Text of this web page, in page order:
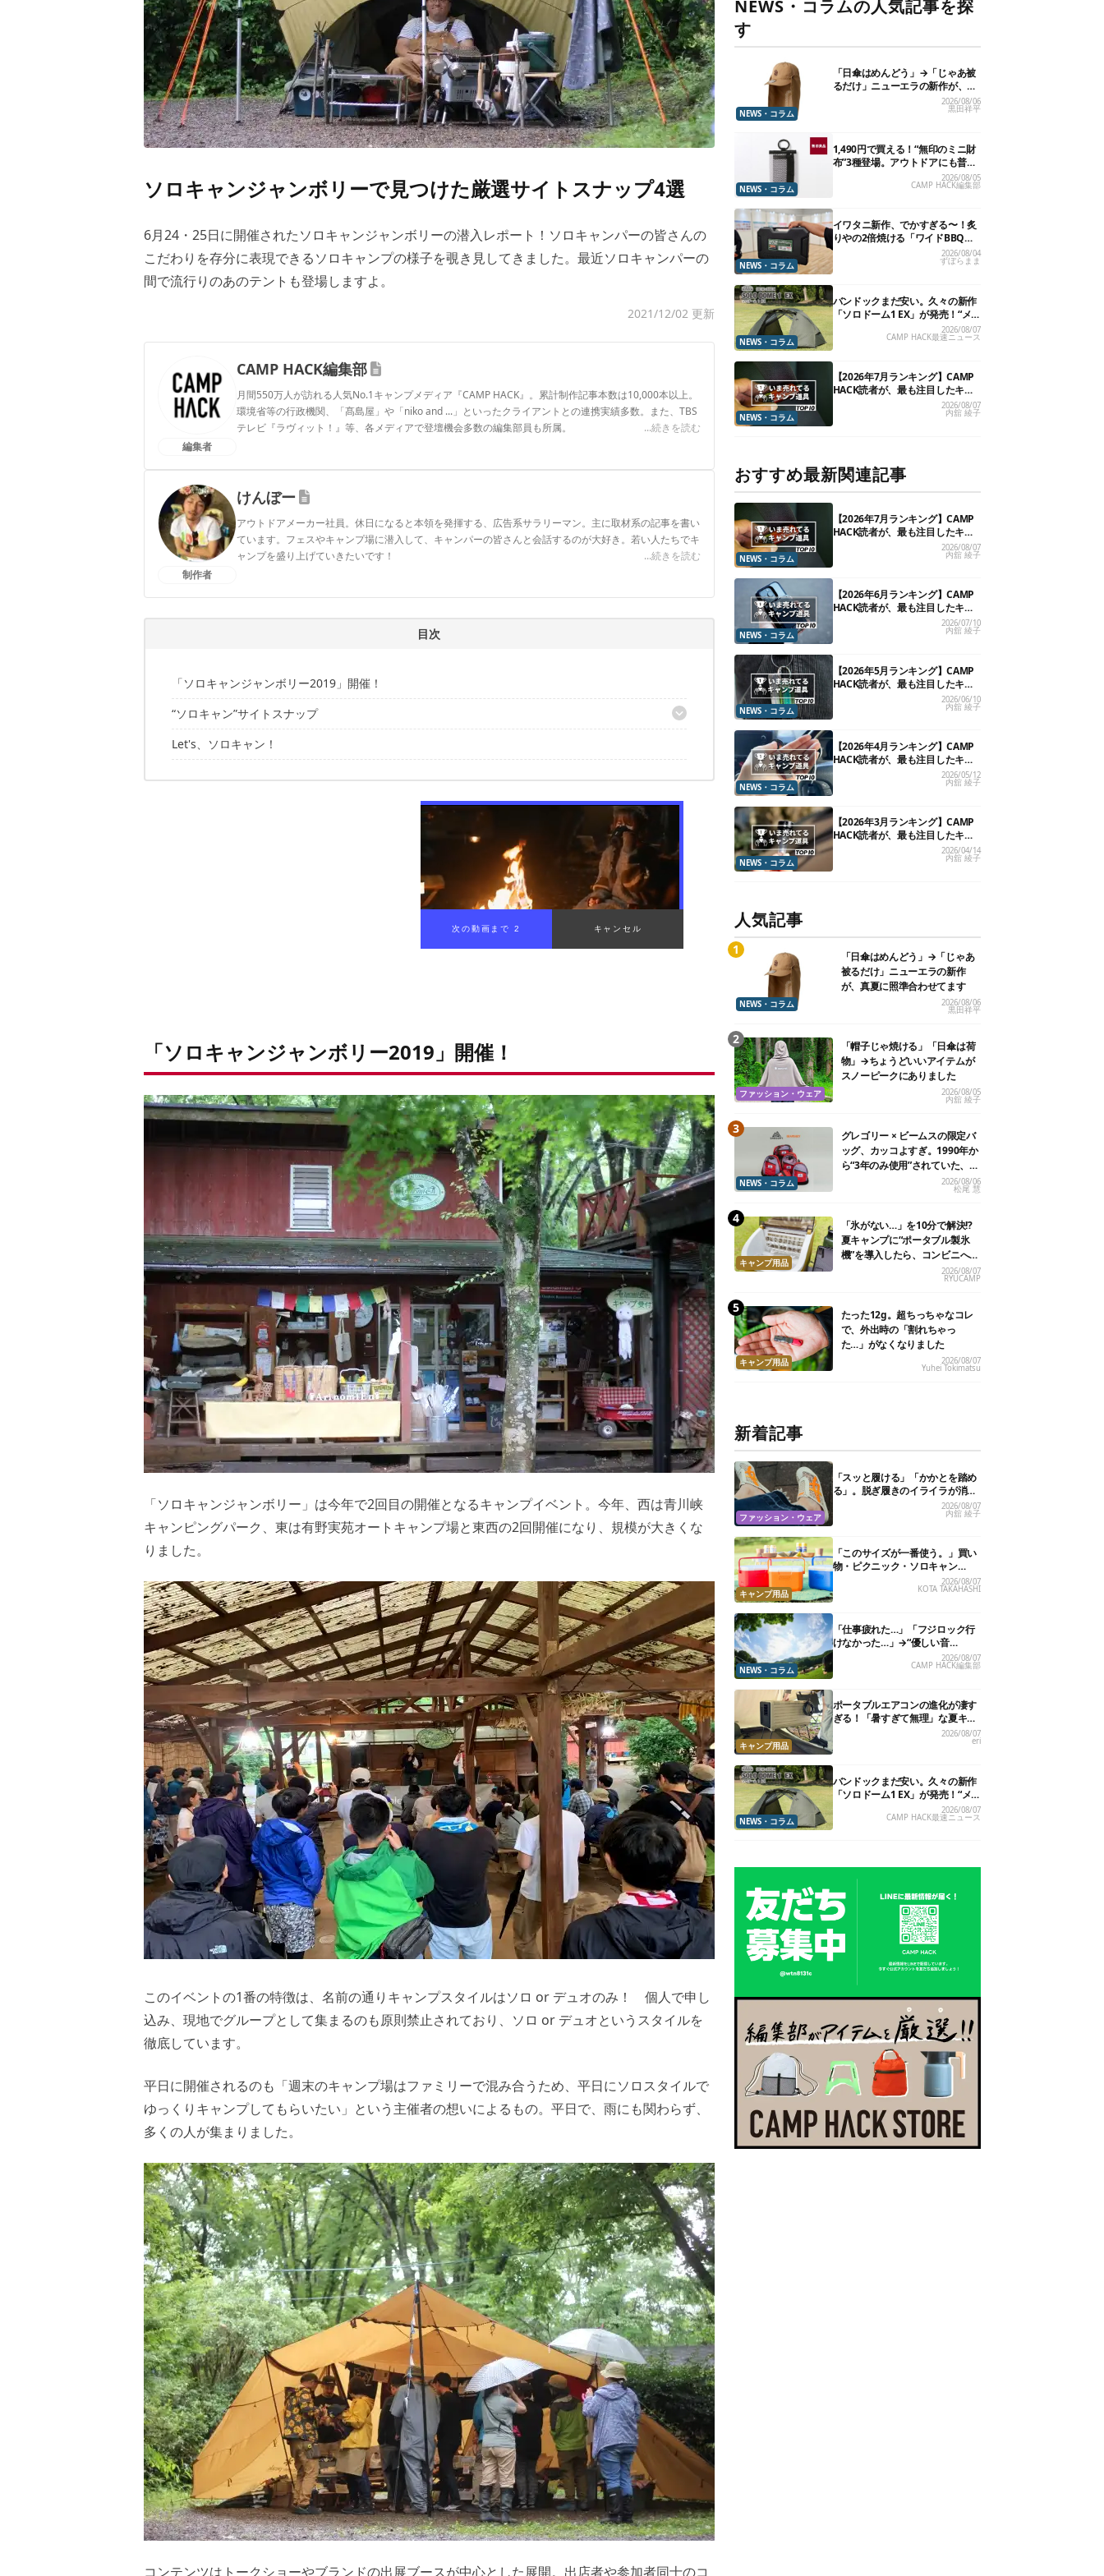
ソロキャンジャンボリーで見つけた厳選サイトスナップ4選
6月24・25日に開催されたソロキャンジャンボリーの潜入レポート！ソロキャンパーの皆さんの
こだわりを存分に表現できるソロキャンプの様子を覗き見してきました。最近ソロキャンパーの
間で流行りのあのテントも登場しますよ。
2021/12/02 更新
編集者
CAMP HACK編集部
月間550万人が訪れる人気No.1キャンプメディア『CAMP HACK』。累計制作記事本数は10,000本以上。
環境省等の行政機関、「髙島屋」や「niko and ...」といったクライアントとの連携実績多数。また、TBS
テレビ『ラヴィット！』等、各メディアで登壇機会多数の編集部員も所属。
...続きを読む
制作者
けんぼー
アウトドアメーカー社員。休日になると本領を発揮する、広告系サラリーマン。主に取材系の記事を書い
ています。フェスやキャンプ場に潜入して、キャンパーの皆さんと会話するのが大好き。若い人たちでキ
ャンプを盛り上げていきたいです！
...続きを読む
目次
「ソロキャンジャンボリー2019」開催！
“ソロキャン”サイトスナップ
スズキさん
タカシさん
Let's、ソロキャン！
「ソロキャンジャンボリー2019」開催！
「ソロキャンジャンボリー」は今年で2回目の開催となるキャンプイベント。今年、西は青川峡
キャンピングパーク、東は有野実苑オートキャンプ場と東西の2回開催になり、規模が大きくな
りました。
このイベントの1番の特徴は、名前の通りキャンプスタイルはソロ or デュオのみ！ 個人で申し
込み、現地でグループとして集まるのも原則禁止されており、ソロ or デュオというスタイルを
徹底しています。
平日に開催されるのも「週末のキャンプ場はファミリーで混み合うため、平日にソロスタイルで
ゆっくりキャンプしてもらいたい」という主催者の想いによるもの。平日で、雨にも関わらず、
多くの人が集まりました。
コンテンツはトークショーやブランドの出展ブースが中心とした展開。出店者や参加者同士のコ
NEWS・コラムの人気記事を探
す
NEWS・コラム
「日傘はめんどう」→「じゃあ被
るだけ」ニューエラの新作が、真
2026/08/06
黒田祥平
NEWS・コラム
1,490円で買える！“無印のミニ財
布”3種登場。アウトドアにも普段
2026/08/05
CAMP HACK編集部
NEWS・コラム
イワタニ新作、でかすぎる〜！炙
りやの2倍焼ける「ワイドBBQグ
リル」で“豪快焼肉”できるよ【再
販開始】
2026/08/04
ずぼらまま
NEWS・コラム
バンドックまだ安い。久々の新作
「ソロドーム1 EX」が発売！“メ
ッシュインナー”だけでも使える
よ【防災も◎】
2026/08/07
CAMP HACK最速ニュース
NEWS・コラム
【2026年7月ランキング】CAMP
HACK読者が、最も注目したキャ
2026/08/07
内舘 綾子
おすすめ最新関連記事
NEWS・コラム
【2026年7月ランキング】CAMP
HACK読者が、最も注目したキャ
2026/08/07
内舘 綾子
NEWS・コラム
【2026年6月ランキング】CAMP
HACK読者が、最も注目したキャ
2026/07/10
内舘 綾子
NEWS・コラム
【2026年5月ランキング】CAMP
HACK読者が、最も注目したキャ
ンプ道具TOP10
2026/06/10
内舘 綾子
NEWS・コラム
【2026年4月ランキング】CAMP
HACK読者が、最も注目したキャ
ンプ道具TOP10
2026/05/12
内舘 綾子
NEWS・コラム
【2026年3月ランキング】CAMP
HACK読者が、最も注目したキャ
ンプ道具TOP10
2026/04/14
内舘 綾子
人気記事
NEWS・コラム
「日傘はめんどう」→「じゃあ
被るだけ」ニューエラの新作
が、真夏に照準合わせてます
2026/08/06
黒田祥平
ファッション・ウェア
「帽子じゃ焼ける」「日傘は荷
物」→ちょうどいいアイテムが
スノーピークにありました
2026/08/05
内舘 綾子
NEWS・コラム
グレゴリー × ビームスの限定バ
ッグ、カッコよすぎ。1990年か
ら“3年のみ使用”されていた、紫
2026/08/06
松尾 慧
キャンプ用品
「氷がない…」を10分で解決!?
夏キャンプに“ポータブル製氷
機”を導入したら、コンビニへ走
2026/08/07
RYUCAMP
キャンプ用品
たった12g。超ちっちゃなコレ
で、外出時の「割れちゃっ
た…」がなくなりました
2026/08/07
Yuhei Tokimatsu
新着記事
ファッション・ウェア
「スッと履ける」「かかとを踏め
る」。脱ぎ履きのイライラが消え
る快適“スニーカーサンダル”6選
2026/08/07
内舘 綾子
キャンプ用品
「このサイズが一番使う。」買い
物・ピクニック・ソロキャン
に“ちょうどいい”小型クーラーボ
ックス13選
2026/08/07
KOTA TAKAHASHI
NEWS・コラム
「仕事疲れた…」「フジロック行
けなかった…」→“優しい音
楽”と“大きな自然”で治癒。まだ間
に合います。
2026/08/07
CAMP HACK編集部
キャンプ用品
ポータブルエアコンの進化が凄す
ぎる！「暑すぎて無理」な夏キャ
ンプを激変させる最新5選2026/08/07
eri
NEWS・コラム
バンドックまだ安い。久々の新作
「ソロドーム1 EX」が発売！“メ
ッシュインナー”だけでも使える
よ【防災も◎】
2026/08/07
CAMP HACK最速ニュース